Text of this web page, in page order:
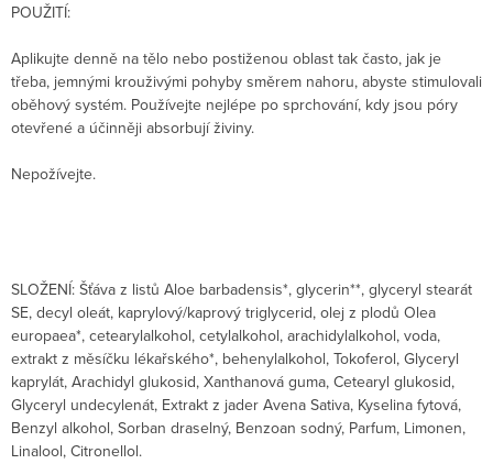
POUŽITÍ:
Aplikujte denně na tělo nebo postiženou oblast tak často, jak je
třeba, jemnými krouživými pohyby směrem nahoru, abyste stimulovali
oběhový systém. Používejte nejlépe po sprchování, kdy jsou póry
otevřené a účinněji absorbují živiny.
Nepožívejte.
SLOŽENÍ: Šťáva z listů Aloe barbadensis*, glycerin**, glyceryl stearát
SE, decyl oleát, kaprylový/kaprový triglycerid, olej z plodů Olea
europaea*, cetearylalkohol, cetylalkohol, arachidylalkohol, voda,
extrakt z měsíčku lékařského*, behenylalkohol, Tokoferol, Glyceryl
kaprylát, Arachidyl glukosid, Xanthanová guma, Cetearyl glukosid,
Glyceryl undecylenát, Extrakt z jader Avena Sativa, Kyselina fytová,
Benzyl alkohol, Sorban draselný, Benzoan sodný, Parfum, Limonen,
Linalool, Citronellol.